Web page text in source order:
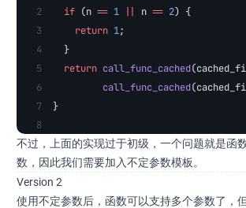
  if
(n == 1 || n == 2) {
    return
1;
  }
  return
call_func_cached
         call_func_cached
}
不过，上面的实现过于初级，一个问题就是函
数，因此我们需要加入不定参数模板。
Version 2
使用不定参数后，函数可以支持多个参数了，